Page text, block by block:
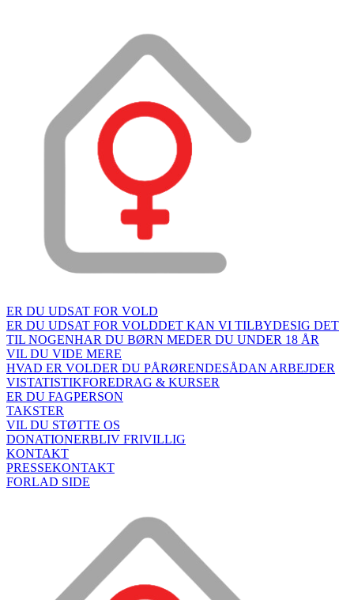
ER DU UDSAT FOR VOLD
ER DU UDSAT FOR VOLDDET KAN VI TILBYDESIG DET
TIL NOGENHAR DU BØRN MEDER DU UNDER 18 ÅR
VIL DU VIDE MERE
HVAD ER VOLDER DU PÅRØRENDESÅDAN ARBEJDER
VISTATISTIKFOREDRAG & KURSER
ER DU FAGPERSON
TAKSTER
VIL DU STØTTE OS
DONATIONERBLIV FRIVILLIG
KONTAKT
PRESSEKONTAKT
FORLAD SIDE